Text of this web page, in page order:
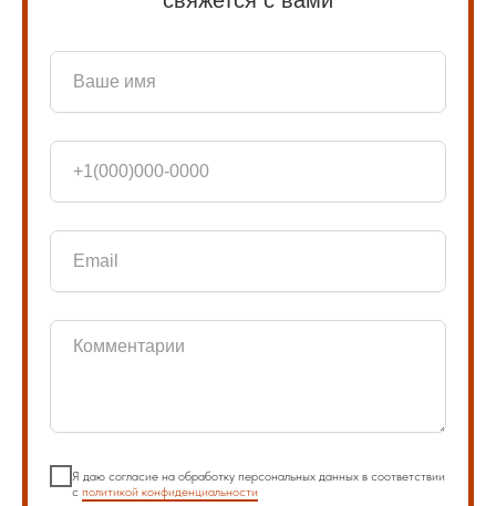
Я даю согласие на обработку персональных данных в соответствии
с политикой конфиденциальности